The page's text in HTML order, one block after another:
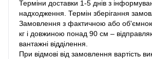
Терміни доставки 1-5 днів з
надходження. Термін зберігання
Замовлення з фактичною або
кг і довжиною понад 90 см –
вантажні відділення.
При відмові від замовлення вартість